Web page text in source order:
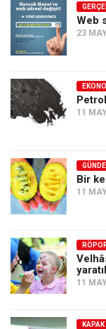
Sağlık
Gıda-
Türkiye
Siyaset
Dünya
Asya
Amerika
Tarih
Düşünce
Web
23
11
Bir
11
11
KAPAK